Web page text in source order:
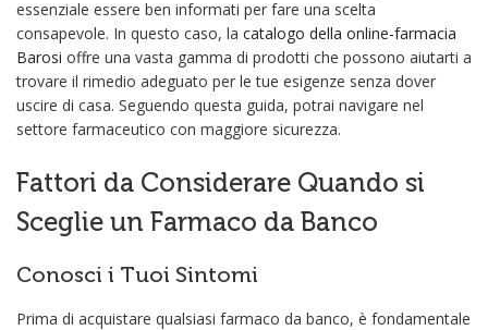
essenziale essere ben informati per fare una scelta
consapevole. In questo caso, la catalogo della online-farmacia
Barosi offre una vasta gamma di prodotti che possono aiutarti a
trovare il rimedio adeguato per le tue esigenze senza dover
uscire di casa. Seguendo questa guida, potrai navigare nel
settore farmaceutico con maggiore sicurezza.
Fattori da Considerare Quando si
Sceglie un Farmaco da Banco
Conosci i Tuoi Sintomi
Prima di acquistare qualsiasi farmaco da banco, è fondamentale